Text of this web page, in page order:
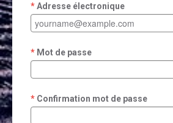
Adresse électronique
Mot de passe
Confirmation mot de passe